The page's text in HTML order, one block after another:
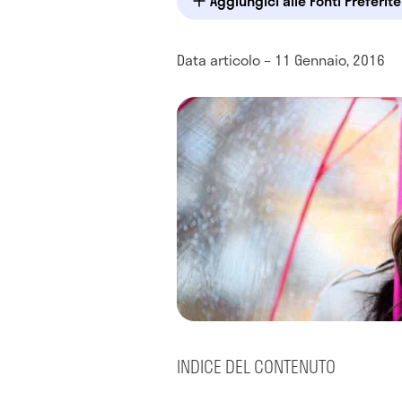
Data articolo – 11 Gennaio, 2016
INDICE DEL CONTENUTO